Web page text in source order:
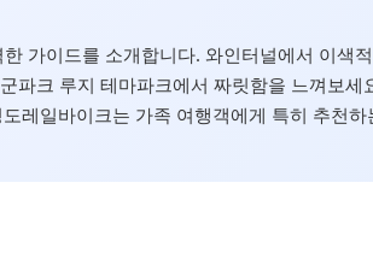
가이드를 소개합니다. 와인터널에서 이색
파크 루지 테마파크에서 짜릿함을 느껴보세
레일바이크는 가족 여행객에게 특히 추천하